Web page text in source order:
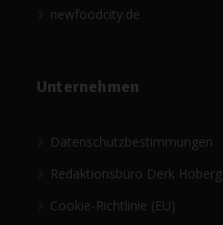
newfoodcity.de
Unternehmen
Datenschutzbestimmungen
Redaktionsbüro Derk Hoberg
Cookie-Richtlinie (EU)